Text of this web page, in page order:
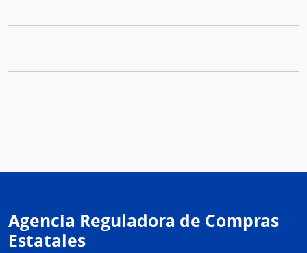
Agencia Reguladora de Compras
Estatales